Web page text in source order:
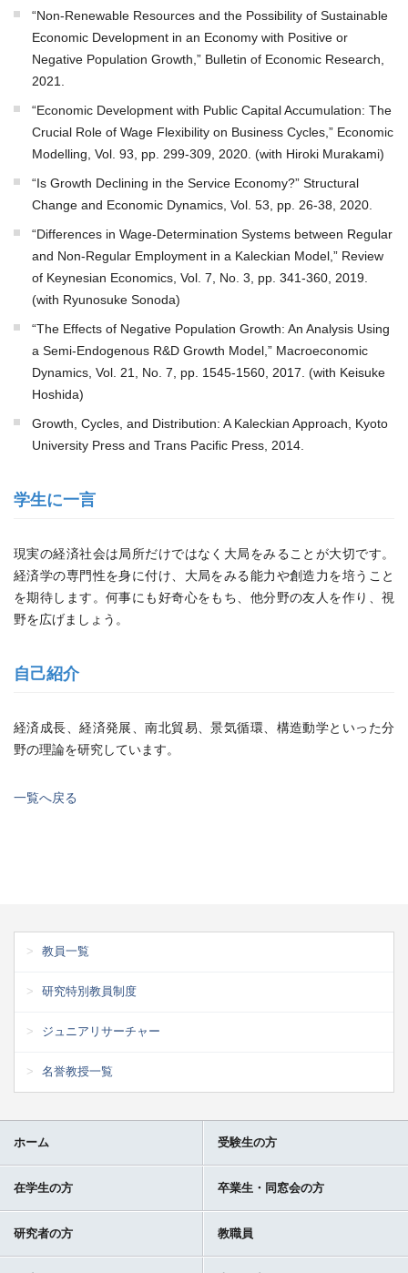
“Non-Renewable Resources and the Possibility of Sustainable
Economic Development in an Economy with Positive or
Negative Population Growth,” Bulletin of Economic Research,
2021.
“Economic Development with Public Capital Accumulation: The
Crucial Role of Wage Flexibility on Business Cycles,” Economic
Modelling, Vol. 93, pp. 299-309, 2020. (with Hiroki Murakami)
“Is Growth Declining in the Service Economy?” Structural
Change and Economic Dynamics, Vol. 53, pp. 26-38, 2020.
“Differences in Wage-Determination Systems between Regular
and Non-Regular Employment in a Kaleckian Model,” Review
of Keynesian Economics, Vol. 7, No. 3, pp. 341-360, 2019.
(with Ryunosuke Sonoda)
“The Effects of Negative Population Growth: An Analysis Using
a Semi-Endogenous R&D Growth Model,” Macroeconomic
Dynamics, Vol. 21, No. 7, pp. 1545-1560, 2017. (with Keisuke
Hoshida)
Growth, Cycles, and Distribution: A Kaleckian Approach, Kyoto
University Press and Trans Pacific Press, 2014.
学生に一言
現実の経済社会は局所だけではなく大局をみることが大切です。
経済学の専門性を身に付け、大局をみる能力や創造力を培うこと
を期待します。何事にも好奇心をもち、他分野の友人を作り、視
野を広げましょう。
自己紹介
経済成長、経済発展、南北貿易、景気循環、構造動学といった分
野の理論を研究しています。
一覧へ戻る
教員一覧
研究特別教員制度
ジュニアリサーチャー
名誉教授一覧
ホーム 受験生の方
在学生の方 卒業生・同窓会の方
研究者の方 教職員